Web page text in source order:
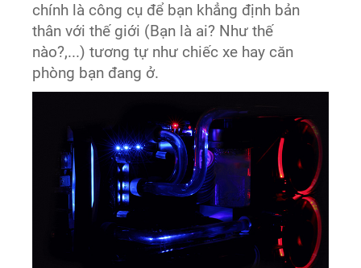
chính là công cụ để bạn khẳng định bản
thân với thế giới (Bạn là ai? Như thế
nào?,...) tương tự như chiếc xe hay căn
phòng bạn đang ở.